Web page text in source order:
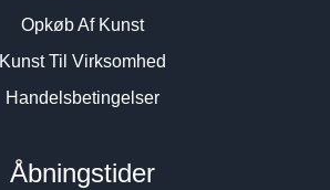
Opkøb Af Kunst
Kunst Til Virksomhed
Handelsbetingelser
Åbningstider